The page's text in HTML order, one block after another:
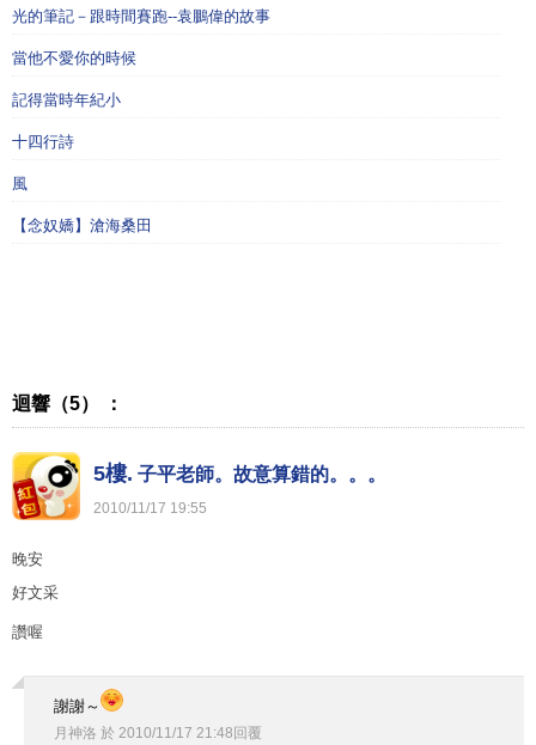
光的筆記－跟時間賽跑--袁鵬偉的故事
當他不愛你的時候
記得當時年紀小
十四行詩
風
【念奴嬌】滄海桑田
迴響（5） ：
5樓. 子平老師。故意算錯的。。。
2010/11 /17 19:55
晚安
好文采
讚喔
謝謝～
月神洛 於 2010/11 /17 21 :48回覆